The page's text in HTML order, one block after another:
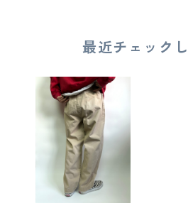
最近チェック